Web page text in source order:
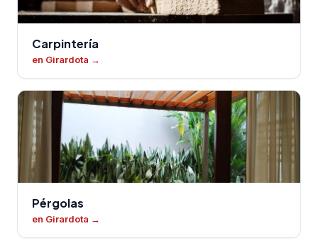
Carpintería
en Girardota →
Pérgolas
en Girardota →